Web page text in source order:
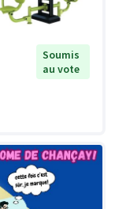
Soumis
au vote